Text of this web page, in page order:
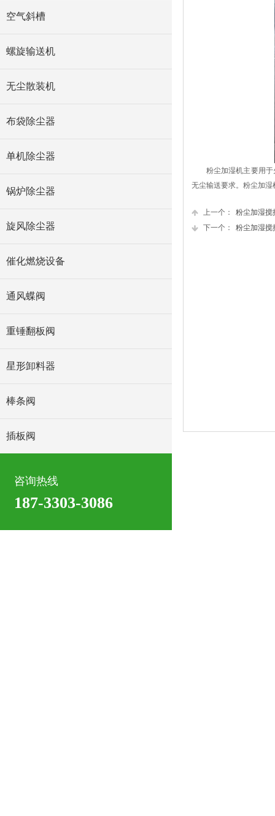
粉尘加湿机主要用
无尘输送要求。粉尘加
上一个：
粉尘加湿搅
下一个：
粉尘加湿搅
空气斜槽
螺旋输送机
无尘散装机
布袋除尘器
单机除尘器
锅炉除尘器
旋风除尘器
催化燃烧设备
通风蝶阀
重锤翻板阀
星形卸料器
棒条阀
插板阀
咨询热线
187-3303-3086